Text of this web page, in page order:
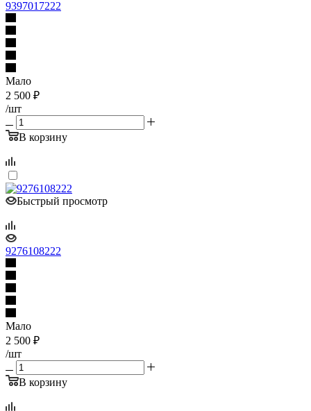
9397017222
Мало
2 500 ₽
/шт
В корзину
Быстрый просмотр
9276108222
Мало
2 500 ₽
/шт
В корзину